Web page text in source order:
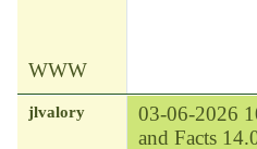
WWW
jlvalory 03-06-2026
and Facts